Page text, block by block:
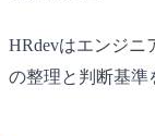
HRdevはエンジニ
の整理と判断基準